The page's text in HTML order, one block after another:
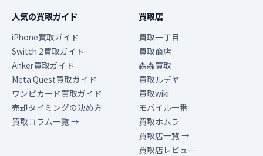
人気の買取ガイド
iPhone買取ガイド
Switch 2買取ガイド
Anker買取ガイド
Meta Quest買取ガイド
ワンピカード買取ガイド
売却タイミングの決め方
買取コラム一覧 →
買取店
買取一丁目
買取商店
森森買取
買取ルデヤ
買取wiki
モバイル一番
買取ホムラ
買取店一覧 →
買取店レビュー